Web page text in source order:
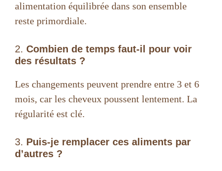
alimentation équilibrée dans son ensemble
reste primordiale.
2. Combien de temps faut-il pour voir
des résultats ?
Les changements peuvent prendre entre 3 et 6
mois, car les cheveux poussent lentement. La
régularité est clé.
3. Puis-je remplacer ces aliments par
d’autres ?